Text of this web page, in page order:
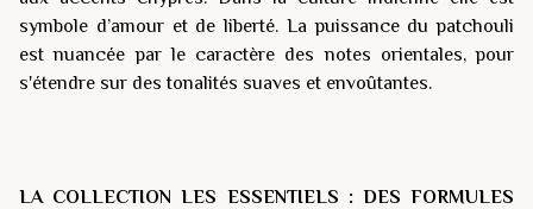
symbole d’amour et de liberté. La puissance du patchouli
est nuancée par le caractère des notes orientales, pour
s'étendre sur des tonalités suaves et envoûtantes.
LA COLLECTION LES ESSENTIELS : DES FORMULES